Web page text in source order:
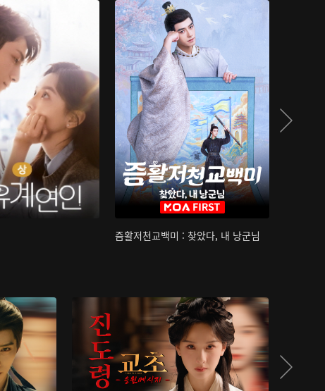
즘활저천교백미 : 찾았다, 내 낭군님